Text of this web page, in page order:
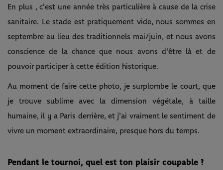
En plus , c'est une année très particulière à cause de la crise
sanitaire. Le stade est pratiquement vide, nous sommes en
septembre au lieu des traditionnels mai/juin, et nous avons
conscience de la chance que nous avons d'être là et de
pouvoir participer à cette édition historique.
Au moment de faire cette photo, je surplombe le court, que
je trouve sublime avec la dimension végétale, à taille
humaine, il y a Paris derrière, et j'ai vraiment le sentiment de
vivre un moment extraordinaire, presque hors du temps.
Pendant le tournoi, quel est ton plaisir coupable ?